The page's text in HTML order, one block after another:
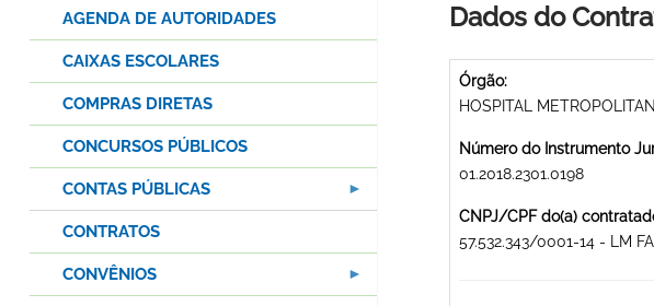
Dados do
Órgão:
HOSPITAL
Número do Instrumento
01.2018.2301.0198
CNPJ/CPF do(a)
57.532.343/0001-14 - LM
AGENDA DE AUTORIDADES
CAIXAS ESCOLARES
COMPRAS DIRETAS
CONCURSOS PÚBLICOS
CONTAS PÚBLICAS
CONTRATOS
CONVÊNIOS